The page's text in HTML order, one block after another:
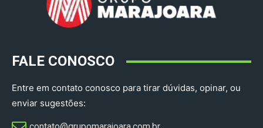
FALE CONOSCO
Entre em contato conosco para tirar dúvidas, opinar, ou
enviar sugestões: